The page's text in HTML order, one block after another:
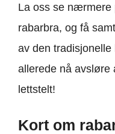
La oss se nærmere
rabarbra, og få
av den
allerede nå avsløre
lettstelt!
Kort om